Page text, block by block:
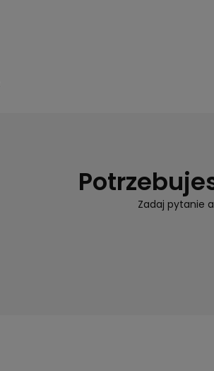
Zadaj pytanie